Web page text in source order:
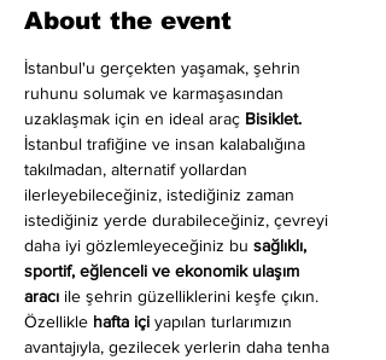
About the event
İstanbul'u gerçekten yaşamak, şehrin
ruhunu solumak ve karmaşasından
uzaklaşmak için en ideal araç Bisiklet.
İstanbul trafiğine ve insan kalabalığına
takılmadan, alternatif yollardan
ilerleyebileceğiniz, istediğiniz zaman
istediğiniz yerde durabileceğiniz, çevreyi
daha iyi gözlemleyeceğiniz bu sağlıklı,
sportif, eğlenceli ve ekonomik ulaşım
aracı ile şehrin güzelliklerini keşfe çıkın.
Özellikle hafta içi yapılan turlarımızın
avantajıyla, gezilecek yerlerin daha tenha